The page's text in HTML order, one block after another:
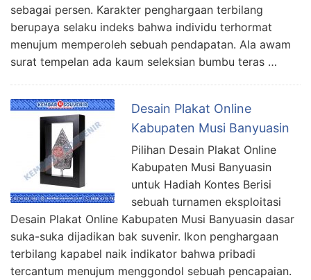
sebagai persen. Karakter penghargaan terbilang
berupaya selaku indeks bahwa individu terhormat
menujum memperoleh sebuah pendapatan. Ala awam
surat tempelan ada kaum seleksian bumbu teras …
Desain Plakat Online
Kabupaten Musi Banyuasin
Pilihan Desain Plakat Online
Kabupaten Musi Banyuasin
untuk Hadiah Kontes Berisi
sebuah turnamen eksploitasi
Desain Plakat Online Kabupaten Musi Banyuasin dasar
suka-suka dijadikan bak suvenir. Ikon penghargaan
terbilang kapabel naik indikator bahwa pribadi
tercantum menujum menggondol sebuah pencapaian.